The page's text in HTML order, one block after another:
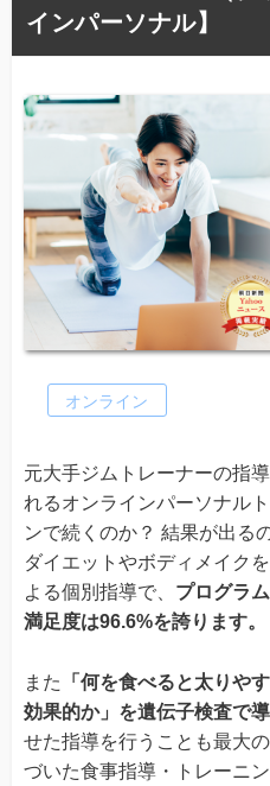
インパーソナル】
オンライン
元大手ジムトレーナーの指
れるオンラインパーソナル
ンで続くのか？ 結果が出る
ダイエットやボディメイク
よる個別指導で、 プログラ
満足度は96.6%を誇ります。
また
「何を食べると太りや
効果的か」を遺伝子検査で
せた指導を行うことも最大
づいた食事指導・トレーニ